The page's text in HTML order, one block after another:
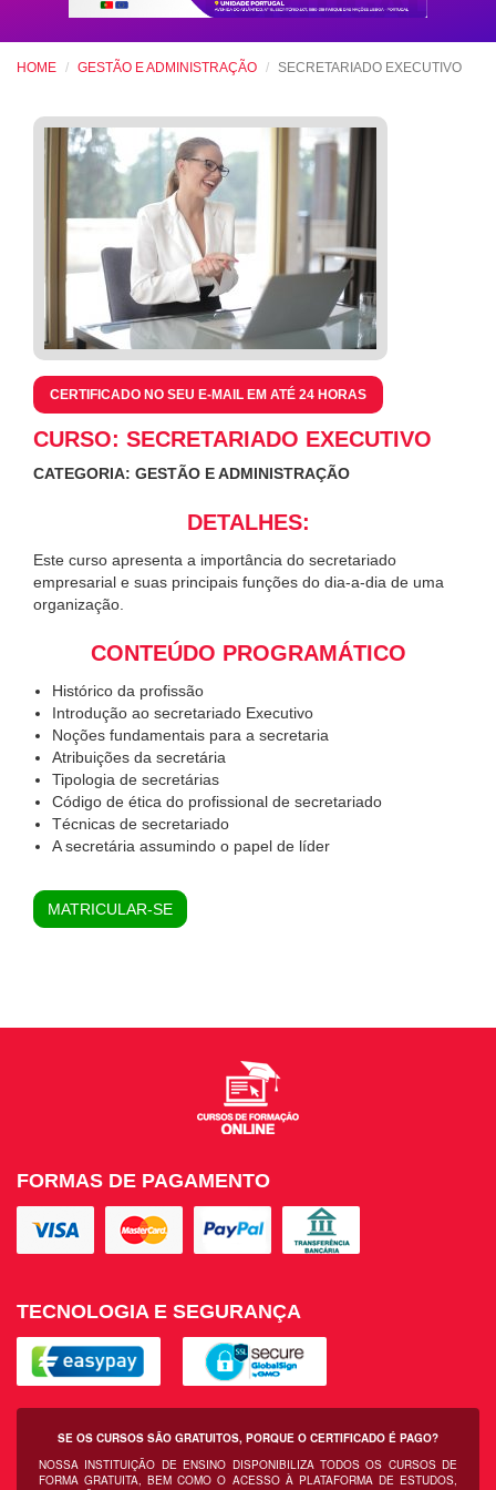
HOME GESTÃO E ADMINISTRAÇÃO SECRETARIADO EXECUTIVO
CERTIFICADO NO SEU E-MAIL EM ATÉ 24 HORAS
CURSO: SECRETARIADO EXECUTIVO
CATEGORIA: GESTÃO E ADMINISTRAÇÃO
DETALHES:
Este curso apresenta a importância do secretariado
empresarial e suas principais funções do dia-a-dia de uma
organização.
CONTEÚDO PROGRAMÁTICO
Histórico da profissão
Introdução ao secretariado Executivo
Noções fundamentais para a secretaria
Atribuições da secretária
Tipologia de secretárias
Código de ética do profissional de secretariado
Técnicas de secretariado
A secretária assumindo o papel de líder
MATRICULAR-SE
FORMAS DE PAGAMENTO
TECNOLOGIA E SEGURANÇA
SE OS CURSOS SÃO GRATUITOS, PORQUE O CERTIFICADO É PAGO?
NOSSA INSTITUIÇÃO DE ENSINO DISPONIBILIZA TODOS OS CURSOS DE
FORMA GRATUITA, BEM COMO O ACESSO À PLATAFORMA DE ESTUDOS,